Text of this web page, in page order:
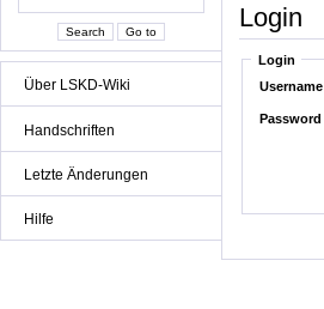
Über LSKD-Wiki
Handschriften
Letzte Änderungen
Hilfe
Login
Login
Username
Password